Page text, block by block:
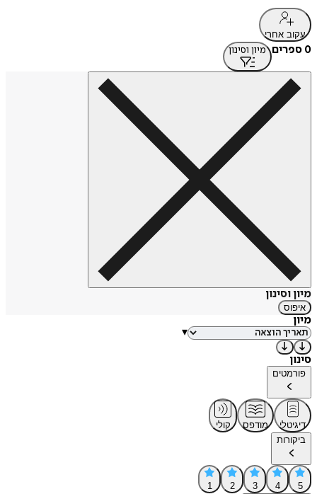
עקוב אחרי
0 ספרים מיון וסינון
מיון וסינון
איפוס
מיון
▾
סינון
פורמטים
דיגיטלי מודפס
קולי
ביקורות
5
4
3
2
1